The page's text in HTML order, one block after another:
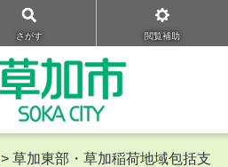
さがす 閲覧補助
> 草加東部・草加稲荷地域包括支